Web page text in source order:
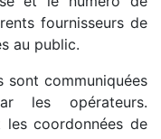
fournisseurs de
au public.
sont communiquées
les opérateurs.
les coordonnées de